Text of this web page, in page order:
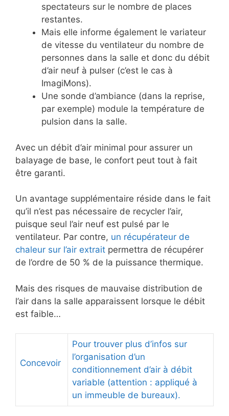
spectateurs sur le nombre de places
restantes.
Mais elle informe également le variateur
de vitesse du ventilateur du nombre de
personnes dans la salle et donc du débit
d’air neuf à pulser (c’est le cas à
ImagiMons).
Une sonde d’ambiance (dans la reprise,
par exemple) module la température de
pulsion dans la salle.
Avec un débit d’air minimal pour assurer un
balayage de base, le confort peut tout à fait
être garanti.
Un avantage supplémentaire réside dans le fait
qu’il n’est pas nécessaire de recycler l’air,
puisque seul l’air neuf est pulsé par le
ventilateur. Par contre, un récupérateur de
chaleur sur l’air extrait permettra de récupérer
de l’ordre de 50 % de la puissance thermique.
Mais des risques de mauvaise distribution de
l’air dans la salle apparaissent lorsque le débit
est faible…
Concevoir
Pour trouver plus d’infos sur
l’organisation d’un
conditionnement d’air à débit
variable (attention : appliqué à
un immeuble de bureaux).